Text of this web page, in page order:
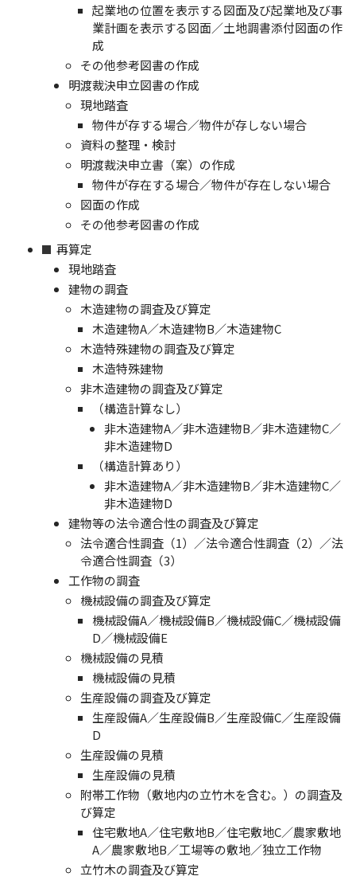
起業地の位置を表示する図面及び起業地及び事
業計画を表示する図面／土地調書添付図面の作
成
その他参考図書の作成
明渡裁決申立図書の作成
現地踏査
物件が存する場合／物件が存しない場合
資料の整理・検討
明渡裁決申立書（案）の作成
物件が存在する場合／物件が存在しない場合
図面の作成
その他参考図書の作成
再算定
現地踏査
建物の調査
木造建物の調査及び算定
木造建物A／木造建物B／木造建物C
木造特殊建物の調査及び算定
木造特殊建物
非木造建物の調査及び算定
（構造計算なし）
非木造建物A／非木造建物B／非木造建物C／
非木造建物D
（構造計算あり）
非木造建物A／非木造建物B／非木造建物C／
非木造建物D
建物等の法令適合性の調査及び算定
法令適合性調査（1）／法令適合性調査（2）／法
令適合性調査（3）
工作物の調査
機械設備の調査及び算定
機械設備A／機械設備B／機械設備C／機械設備
D／機械設備E
機械設備の見積
機械設備の見積
生産設備の調査及び算定
生産設備A／生産設備B／生産設備C／生産設備
D
生産設備の見積
生産設備の見積
附帯工作物（敷地内の立竹木を含む。）の調査及
び算定
住宅敷地A／住宅敷地B／住宅敷地C／農家敷地
A／農家敷地B／工場等の敷地／独立工作物
立竹木の調査及び算定